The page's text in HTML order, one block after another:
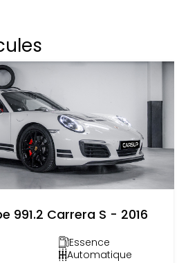
991.2 Carrera S - 2016
Essence
Automatique